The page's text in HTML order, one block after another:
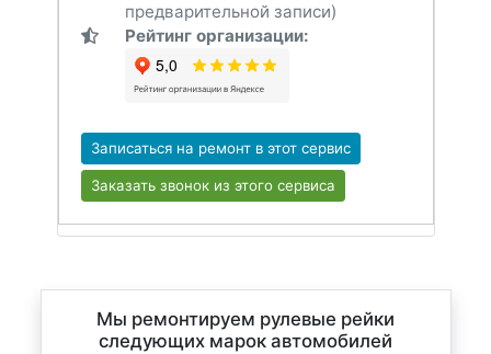
предварительной записи)
Рейтинг организации:
Записаться на ремонт в этот сервис
Заказать звонок из этого сервиса
Мы ремонтируем рулевые рейки
следующих марок автомобилей